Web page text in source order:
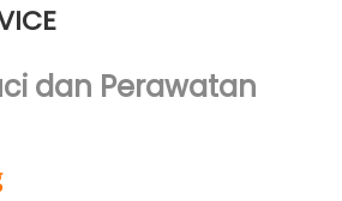
dan Perawatan